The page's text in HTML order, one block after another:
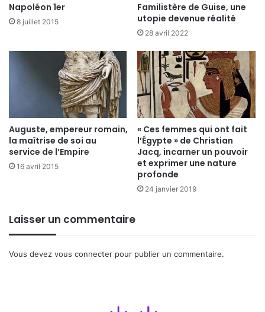
Napoléon 1er
8 juillet 2015
Familistère de Guise, une
utopie devenue réalité
28 avril 2022
Auguste, empereur romain,
la maîtrise de soi au
service de l’Empire
16 avril 2015
« Ces femmes qui ont fait
l’Égypte » de Christian
Jacq, incarner un pouvoir
et exprimer une nature
profonde
24 janvier 2019
Laisser un commentaire
Vous devez vous connecter pour publier un commentaire.